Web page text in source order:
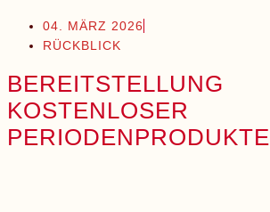
04. MÄRZ 2026
RÜCKBLICK
BEREITSTELLUNG
KOSTENLOSER
PERIODENPRODUKTE